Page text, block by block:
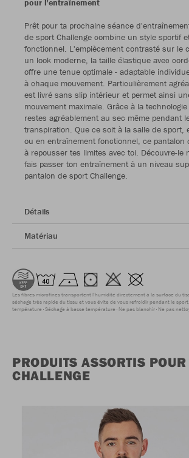
pour l'entraînement
Prêt pour ta prochaine séance
de sport Challenge combine un style sportif
fonctionnel. L'empiècement contrasté sur le
un look moderne, la taille élastique avec
offre une tenue optimale - adaptable
à chaque mouvement. Particulièrement
est livré sans slip intérieur et permet ainsi
mouvement maximale. Grâce à la
restes agréablement au sec même pendant
transpiration. Que ce soit à la salle de sport,
ou en entraînement fonctionnel, ce pantalon
à repousser tes limites avec toi. Découvre-le
fais passer ton entraînement à un niveau
pantalon de sport Challenge.
Détails
Matériau
Les fibres microfines transportent l'humidité directement à la surface du
séchage très rapide du tissu et vous évite de vous refroidir pendant le sport.
température Séchage à basse température Ne pas blanchir Ne pas
PRODUITS ASSORTIS
CHALLENGE